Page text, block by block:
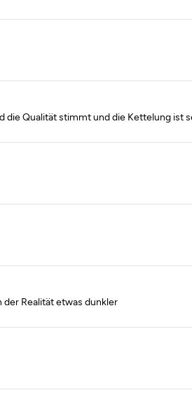
die Qualität stimmt und die Kettelung ist
Realität etwas dunkler